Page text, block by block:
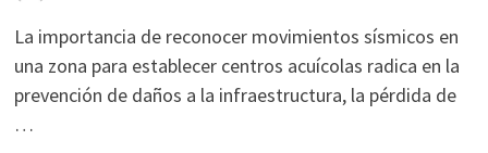
La importancia de reconocer movimientos sísmicos en
una zona para establecer centros acuícolas radica en la
prevención de daños a la infraestructura, la pérdida de
…